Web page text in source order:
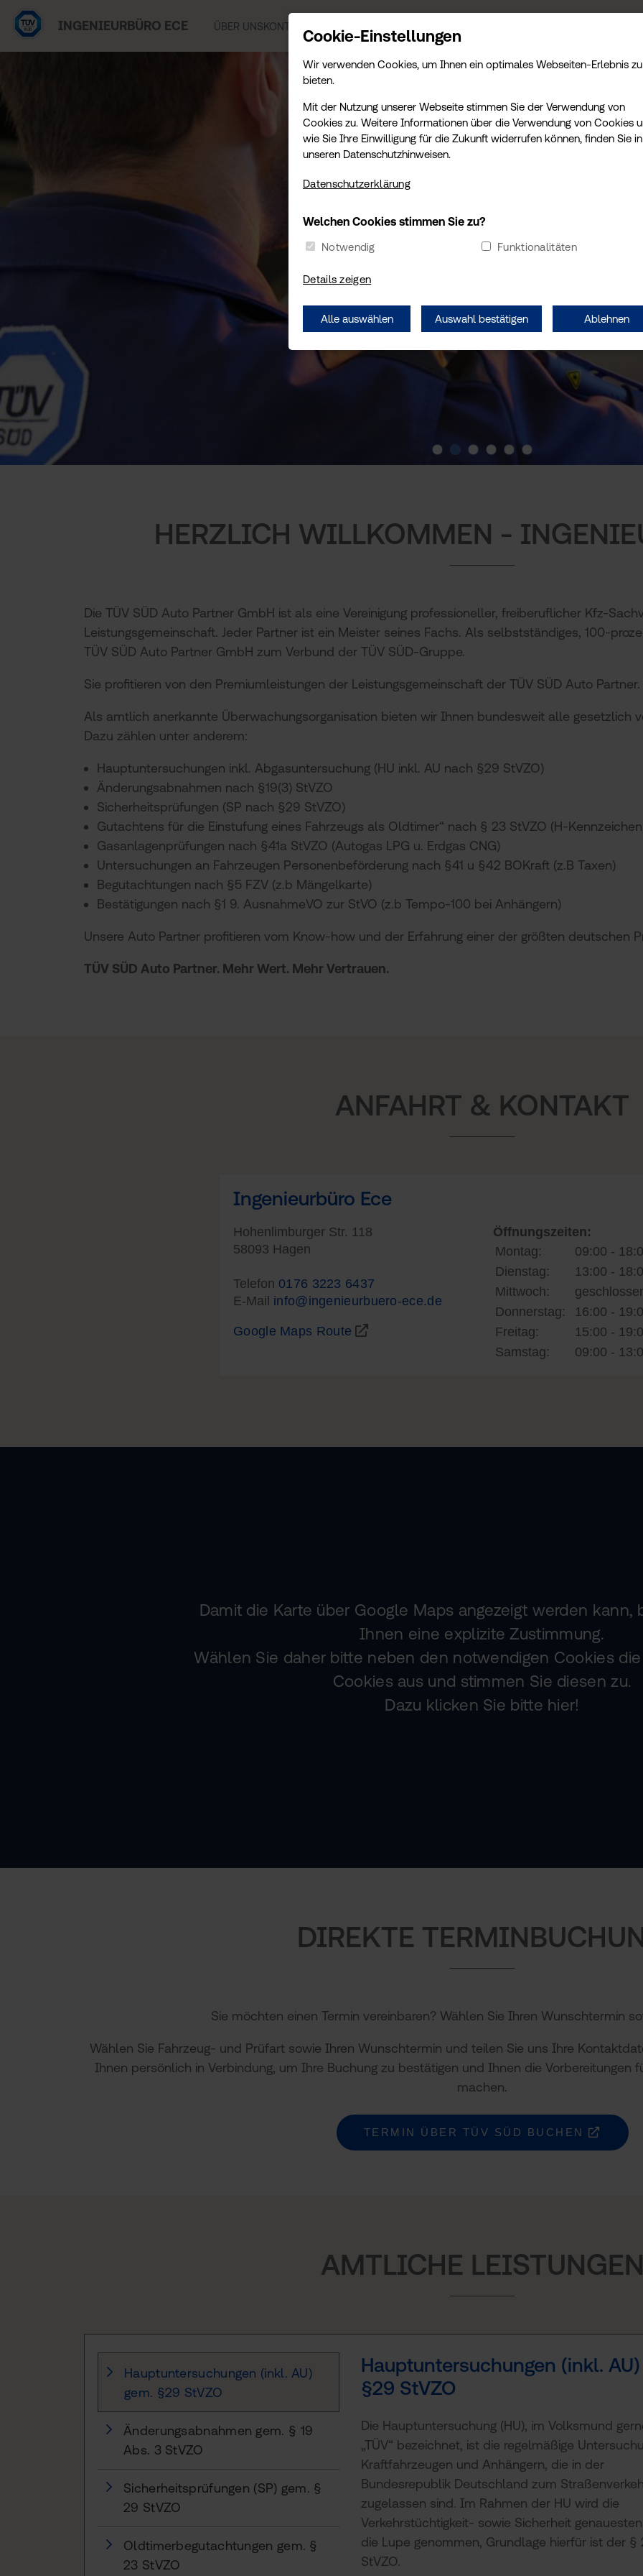
INGENIEURBÜRO ECE ÜBER UNSKONTAKT
Sie möchten einen Termin vereinbaren? Wählen Sie Ihren
Slide 1Slide 2Slide 3Slide 4Slide 5Slide 6
HERZLICH WILLKOMMEN -
Die TÜV SÜD Auto Partner GmbH ist als eine Vereinigung professioneller, freiberuflicher Kfz-
Leistungsgemeinschaft. Jeder Partner ist ein Meister seines Fachs. Als selbstständiges, 100-
TÜV SÜD Auto Partner GmbH zum Verbund der TÜV SÜD-Gruppe.
Sie profitieren von den Premiumleistungen der Leistungsgemeinschaft der TÜV SÜD Auto Partner.
Als amtlich anerkannte Überwachungsorganisation bieten wir Ihnen bundesweit alle gesetzlich
Dazu zählen unter anderem:
Hauptuntersuchungen inkl. Abgasuntersuchung (HU inkl. AU nach §29 StVZO)
Änderungsabnahmen nach §19(3) StVZO
Sicherheitsprüfungen (SP nach §29 StVZO)
Gutachtens für die Einstufung eines Fahrzeugs als Oldtimer“ nach § 23 StVZO (H-
Gasanlagenprüfungen nach §41a StVZO (Autogas LPG u. Erdgas CNG)
Untersuchungen an Fahrzeugen Personenbeförderung nach §41 u §42 BOKraft (z.B Taxen)
Begutachtungen nach §5 FZV (z.b Mängelkarte)
Bestätigungen nach §1 9. AusnahmeVO zur StVO (z.b Tempo-100 bei Anhängern)
Unsere Auto Partner profitieren vom Know-how und der Erfahrung einer der größten deutschen
TÜV SÜD Auto Partner. Mehr Wert. Mehr Vertrauen.
ANFAHRT & KONTAKT
Ingenieurbüro Ece
Hohenlimburger Str. 118
58093 Hagen
Telefon 0176 3223 6437
E-Mail info@ingenieurbuero-ece.de
Google Maps Route
Öffnungszeiten:
Montag:
09:00 -
Dienstag:
13:00 -
Mittwoch:
Donnerstag:
16:00 -
Freitag:
15:00 -
Samstag:
09:00 -
Damit die Karte über Google Maps angezeigt werden kann,
Ihnen eine explizite Zustimmung.
Wählen Sie daher bitte neben den notwendigen Cookies
Cookies aus und stimmen Sie diesen zu.
Dazu klicken Sie bitte hier!
DIREKTE
Sie möchten einen Termin vereinbaren? Wählen Sie Ihren Wunschtermin
Wählen Sie Fahrzeug- und Prüfart sowie Ihren Wunschtermin und teilen Sie uns Ihre
Ihnen persönlich in Verbindung, um Ihre Buchung zu bestätigen und Ihnen die Vorbereitungen
machen.
TERMIN ÜBER TÜV SÜD BUCHEN
AMTLICHE LEISTUNGEN
Hauptuntersuchungen (inkl. AU)
gem. §29 StVZO
Änderungsabnahmen gem. § 19
Abs. 3 StVZO
Sicherheitsprüfungen (SP) gem. §
29 StVZO
Oldtimerbegutachtungen gem. §
23 StVZO
Hauptuntersuchungen (inkl. AU)
§29 StVZO
Die Hauptuntersuchung (HU), im Volksmund
„TÜV“ bezeichnet, ist die regelmäßige
Kraftfahrzeugen und Anhängern, die in der
Bundesrepublik Deutschland zum
zugelassen sind. Im Rahmen der HU wird die
Verkehrstüchtigkeit- sowie Sicherheit
die Lupe genommen, Grundlage hierfür ist der §
StVZO.
Cookie-Einstellungen
Wir verwenden Cookies, um Ihnen ein optimales Webseiten-Erlebnis zu
bieten.
Mit der Nutzung unserer Webseite stimmen Sie der Verwendung von
Cookies zu. Weitere Informationen über die Verwendung von Cookies
wie Sie Ihre Einwilligung für die Zukunft widerrufen können, finden Sie in
unseren Datenschutzhinweisen.
Datenschutzerklärung
Welchen Cookies stimmen Sie zu?
Notwendig Funktionalitäten
Details zeigen
Alle auswählen Auswahl bestätigen Ablehnen